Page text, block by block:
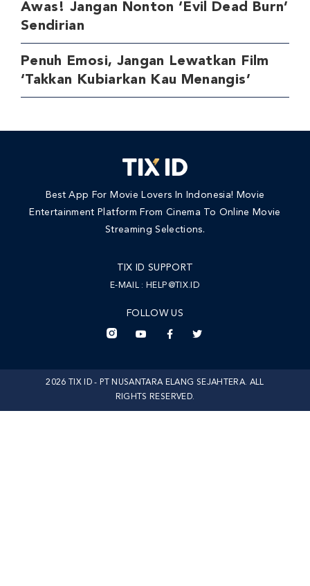
Awas! Jangan Nonton ‘Evil Dead Burn’
Sendirian
Penuh Emosi, Jangan Lewatkan Film
‘Takkan Kubiarkan Kau Menangis’
Best App For Movie Lovers In Indonesia! Movie
Entertainment Platform From Cinema To Online Movie
Streaming Selections.
TIX ID SUPPORT
E-MAIL : HELP@TIX.ID
FOLLOW US
2026 TIX ID - PT NUSANTARA ELANG SEJAHTERA. ALL
RIGHTS RESERVED.